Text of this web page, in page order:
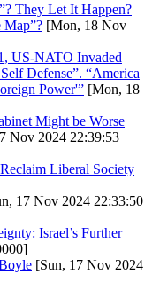
They Let It Happen?
Map”? [Mon, 18 Nov
US-NATO Invaded
Defense”. “America
Power'” [Mon, 18
Might be Worse
Nov 2024 22:39:53
Liberal Society
17 Nov 2024 22:33:50
Israel’s Further
[Sun, 17 Nov 2024